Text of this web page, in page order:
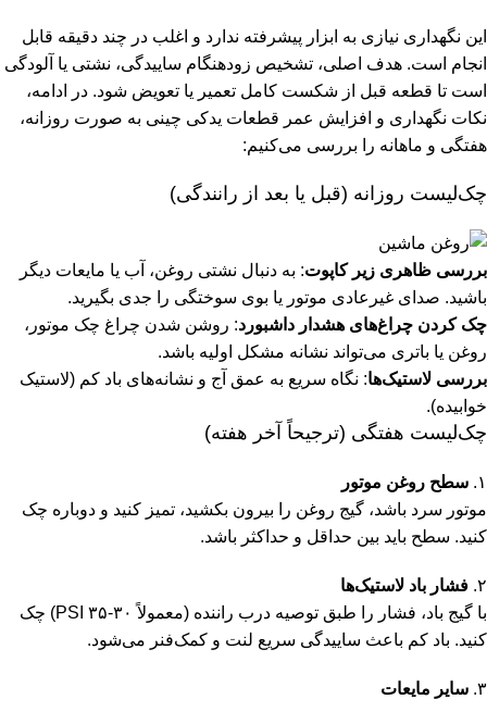
این نگهداری نیازی به ابزار پیشرفته ندارد و اغلب در چند دقیقه قابل
انجام است. هدف اصلی، تشخیص زودهنگام ساییدگی، نشتی یا آلودگی
است تا قطعه قبل از شکست کامل تعمیر یا تعویض شود. در ادامه،
نکات نگهداری و افزایش عمر قطعات یدکی چینی به صورت روزانه،
هفتگی و ماهانه را بررسی می‌کنیم:
چک‌لیست روزانه (قبل یا بعد از رانندگی)
بررسی ظاهری زیر کاپوت: به دنبال نشتی روغن، آب یا مایعات دیگر
باشید. صدای غیرعادی موتور یا بوی سوختگی را جدی بگیرید.
چک کردن چراغ‌های هشدار داشبورد: روشن شدن چراغ چک موتور،
روغن یا باتری می‌تواند نشانه مشکل اولیه باشد.
بررسی لاستیک‌ها: نگاه سریع به عمق آج و نشانه‌های باد کم (لاستیک
خوابیده).
چک‌لیست هفتگی (ترجیحاً آخر هفته)
۱. سطح روغن موتور
موتور سرد باشد، گیج روغن را بیرون بکشید، تمیز کنید و دوباره چک
کنید. سطح باید بین حداقل و حداکثر باشد.
۲. فشار باد لاستیک‌ها
با گیج باد، فشار را طبق توصیه درب راننده (معمولاً ۳۰-۳۵ PSI) چک
کنید. باد کم باعث ساییدگی سریع لنت و کمک‌فنر می‌شود.
۳. سایر مایعات